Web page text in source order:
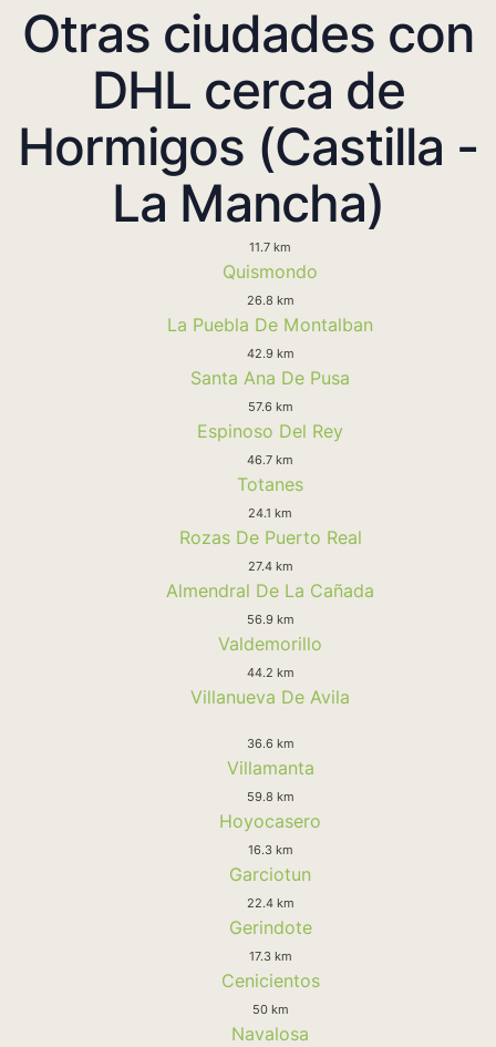
Otras ciudades con
DHL cerca de
Hormigos (Castilla -
La Mancha)
11.7 km
Quismondo
26.8 km
La Puebla De Montalban
42.9 km
Santa Ana De Pusa
57.6 km
Espinoso Del Rey
46.7 km
Totanes
24.1 km
Rozas De Puerto Real
27.4 km
Almendral De La Cañada
56.9 km
Valdemorillo
44.2 km
Villanueva De Avila
36.6 km
Villamanta
59.8 km
Hoyocasero
16.3 km
Garciotun
22.4 km
Gerindote
17.3 km
Cenicientos
50 km
Navalosa